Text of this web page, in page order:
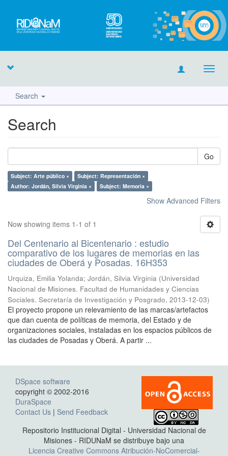
Search
Search
Go
Subject: Arte público ×
Subject: Representación ×
Author: Jordán, Silvia Virginia ×
Subject: Memoria ×
Show Advanced Filters
Now showing items 1-1 of 1
Del Centenario al Bicentenario : estudio
comparativo de los lugares de memorias en las
ciudades de Oberá y Posadas. 16H353
Urquiza, Emilia Yolanda; Jordán, Silvia Virginia (Universidad
Nacional de Misiones. Facultad de Humanidades y Ciencias
Sociales. Secretaría de Investigación y Posgrado, 2013-12-03)
El proyecto propone un relevamiento de las marcas/artefactos
que dan cuenta de políticas de memoria, del Estado y de
organizaciones sociales, instaladas en los espacios públicos de
las ciudades de Posadas y Oberá. A partir ...
DSpace software
copyright © 2002-2016
DuraSpace
Contact Us | Send Feedback
Repositorio Institucional Digital - Universidad Nacional de
Misiones - RIDUNaM se distribuye bajo una
Licencia Creative Commons Atribución-NoComercial-